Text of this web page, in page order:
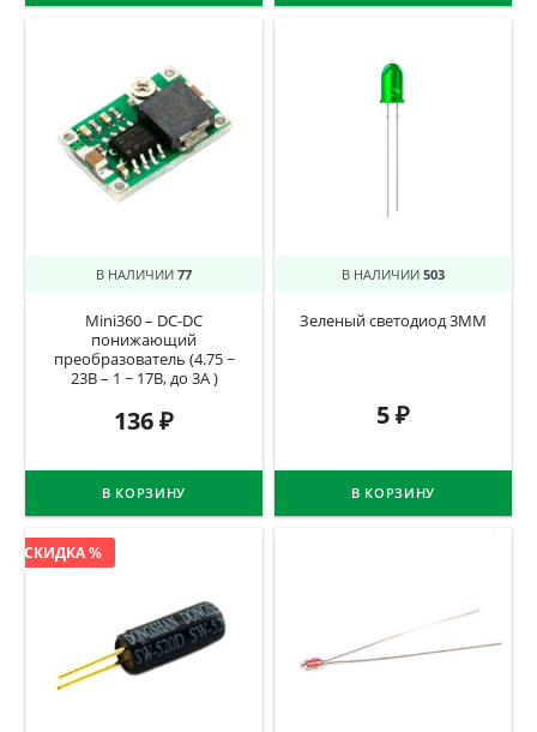
В НАЛИЧИИ 77
Mini360 – DC-DC
понижающий
преобразователь (4.75 ~
23В – 1 ~ 17В, до 3А )
136₽
В КОРЗИНУ
В НАЛИЧИИ 503
Зеленый светодиод 3ММ
5₽
В КОРЗИНУ
СКИДКА %